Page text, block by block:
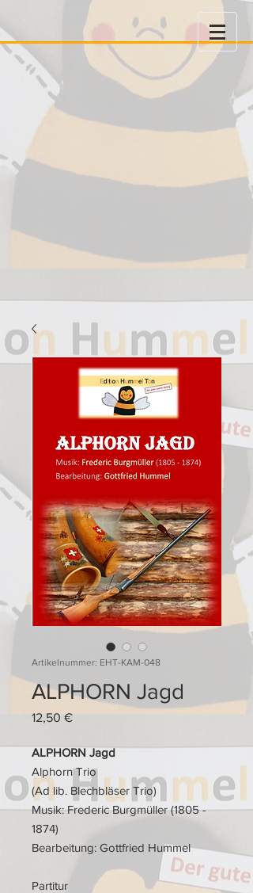
Artikelnummer: EHT-KAM-048
ALPHORN Jagd
12,50 €Preis
ALPHORN Jagd
Alphorn Trio
(Ad lib. Blechbläser Trio)
Musik: Frederic Burgmüller (1805 -
1874)
Bearbeitung: Gottfried Hummel
Partitur